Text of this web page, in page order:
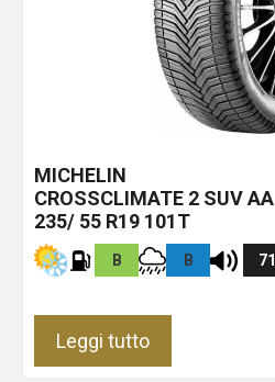
MICHELIN
CROSSCLIMATE 2 SUVAA
235/ 55 R19 101T
B B 71
Leggi tutto